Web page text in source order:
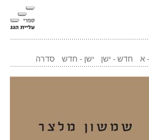
א חדש - ישן ישן - חדש סדרה